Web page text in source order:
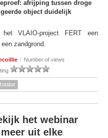
afrijping tussen droge
object duidelijk
VLAIO-project FERT een
zandgrond.
/ Number of views
het webinar
uit elke